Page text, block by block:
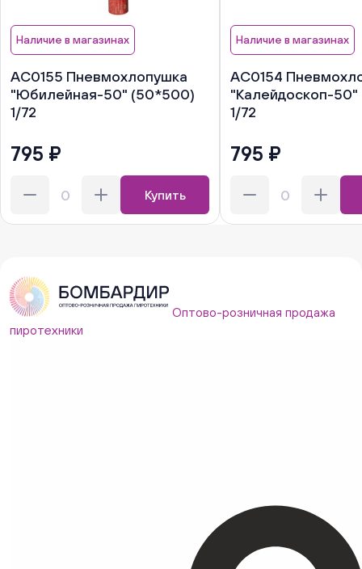
Наличие в магазинах
АС0155 Пневмохлопушка
"Юбилейная-50" (50*500)
1/72
795 ₽
Купить
Наличие в магазинах
АС0154
"Калейдоскоп-
1/72
795 ₽
Оптово-розничная продажа
пиротехники